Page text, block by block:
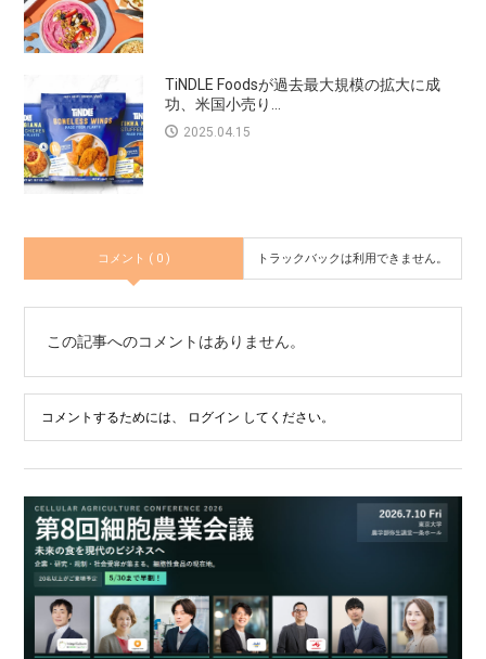
TiNDLE Foodsが過去最大規模の拡大に成
功、米国小売り...
2025.04.15
コメント ( 0 ) トラックバックは利用できません。
この記事へのコメントはありません。
コメントするためには、 ログイン してください。